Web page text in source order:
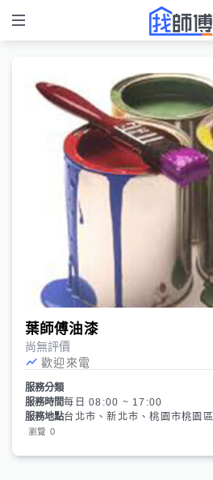
葉師傅油漆
尚無評價
歡迎來電
服務分類
服務時間每日 08:00 ~ 17:00
服務地點台北市、新北市、桃園市桃園區
瀏覽 0